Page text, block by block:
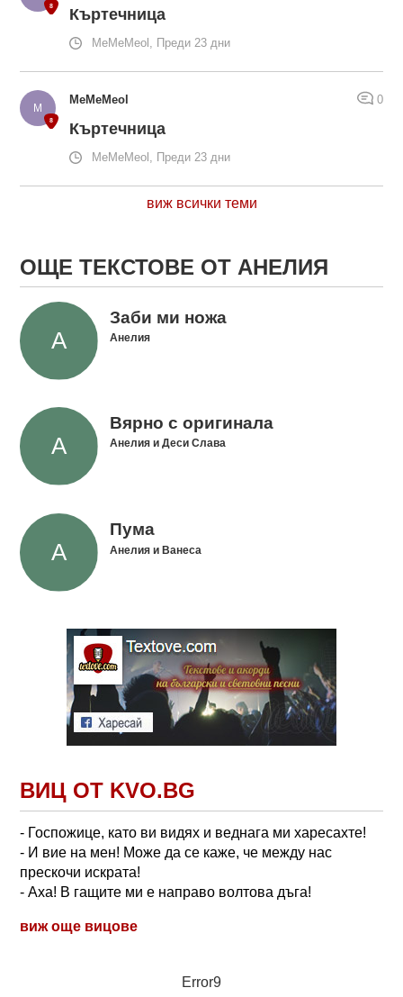
Къртечница
MeMeMeol, Преди 23 дни
MeMeMeol 0
Къртечница
MeMeMeol, Преди 23 дни
виж всички теми
ОЩЕ ТЕКСТОВЕ ОТ АНЕЛИЯ
Заби ми ножа
Анелия
Вярно с оригинала
Анелия и Деси Слава
Пума
Анелия и Ванеса
ВИЦ ОТ KVO.BG
- Госпожице, като ви видях и веднага ми харесахте!
- И вие на мен! Може да се каже, че между нас
прескочи искрата!
- Аха! В гащите ми е направо волтова дъга!
виж още вицове
Error9